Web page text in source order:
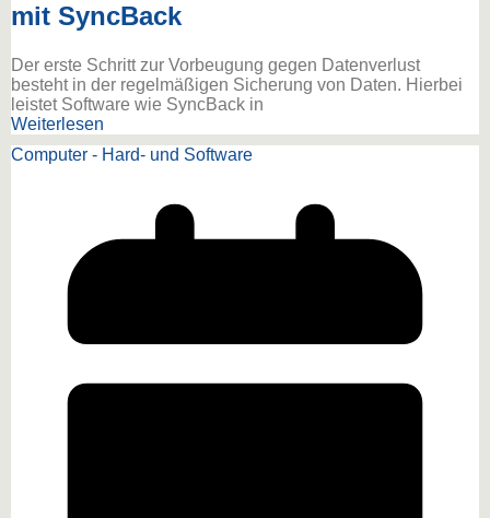
mit SyncBack
Der erste Schritt zur Vorbeugung gegen Datenverlust
besteht in der regelmäßigen Sicherung von Daten. Hierbei
leistet Software wie SyncBack in
Weiterlesen
Computer - Hard- und Software